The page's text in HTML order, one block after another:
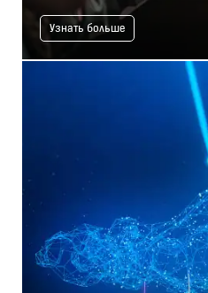
Узнать больше